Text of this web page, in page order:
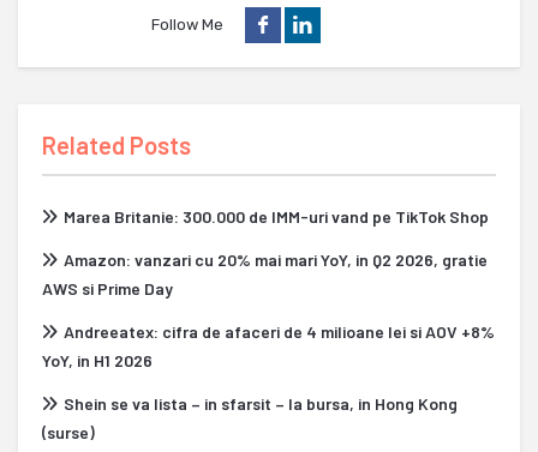
Follow Me
Related Posts
Marea Britanie: 300.000 de IMM-uri vand pe TikTok Shop
Amazon: vanzari cu 20% mai mari YoY, in Q2 2026, gratie
AWS si Prime Day
Andreeatex: cifra de afaceri de 4 milioane lei si AOV +8%
YoY, in H1 2026
Shein se va lista – in sfarsit – la bursa, in Hong Kong
(surse)